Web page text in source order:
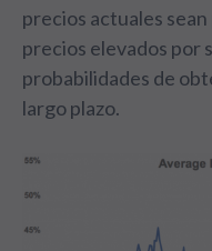
precios actuales
precios elevados por
probabilidades de
largo plazo.